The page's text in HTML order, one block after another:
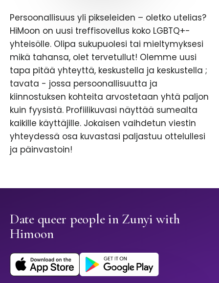
Persoonallisuus yli pikseleiden – oletko utelias?
HiMoon on uusi treffisovellus koko LGBTQ+-
yhteisölle. Olipa sukupuolesi tai mieltymyksesi
mikä tahansa, olet tervetullut! Olemme uusi
tapa pitää yhteyttä, keskustella ja keskustella ;
tavata - jossa persoonallisuutta ja
kiinnostuksen kohteita arvostetaan yhtä paljon
kuin fyysistä. Profiilikuvasi näyttää sumealta
kaikille käyttäjille. Jokaisen vaihdetun viestin
yhteydessä osa kuvastasi paljastuu ottelullesi
ja päinvastoin!
Date queer people in Zunyi with
Himoon